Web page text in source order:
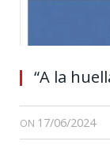
“A la
ON 17/06/2024